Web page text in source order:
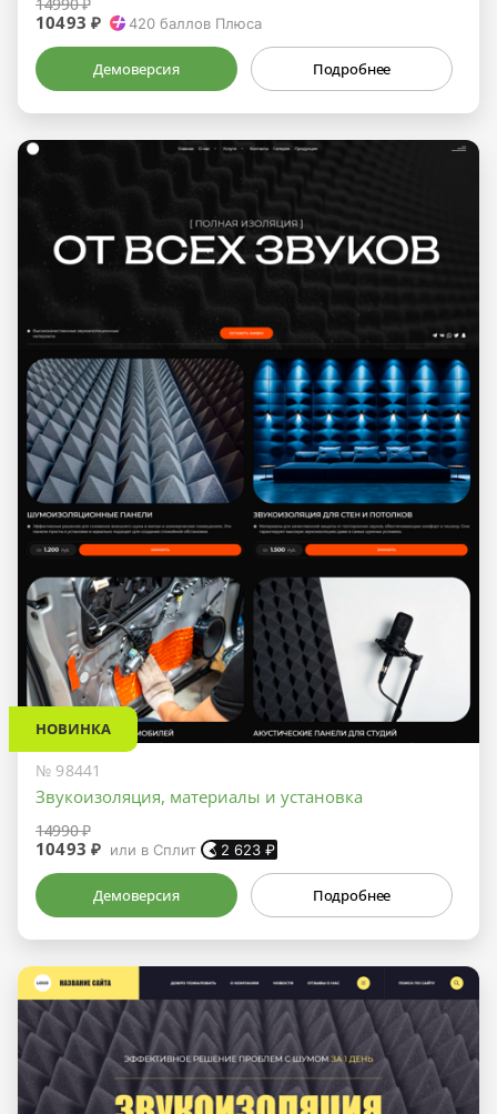
14990 ₽
10493 ₽ 420 баллов Плюса
Демоверсия Подробнее
НОВИНКА
№ 98441
Звукоизоляция, материалы и установка
14990 ₽
10493 ₽ или в Сплит 2 623 ₽
Демоверсия Подробнее